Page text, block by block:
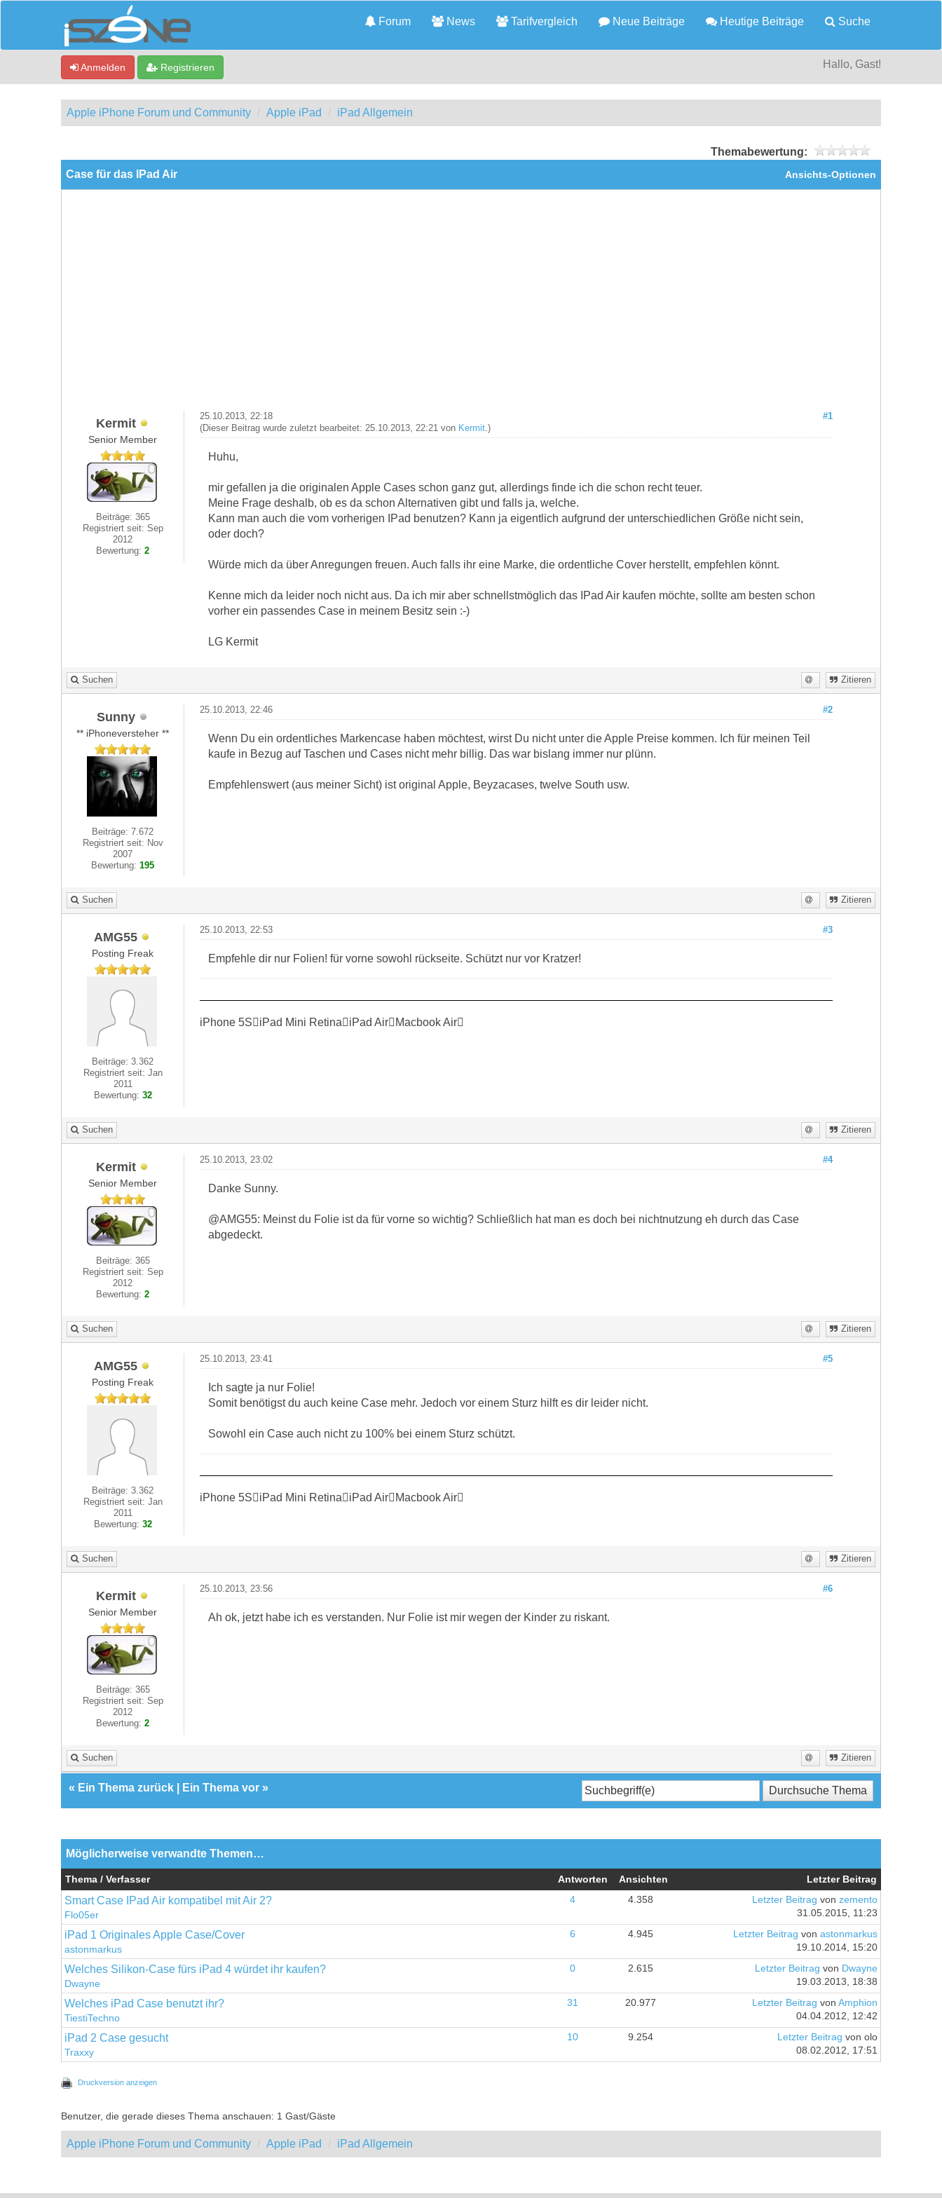
Forum News Tarifvergleich Neue Beiträge Heutige Beiträge Suche
Anmelden Registrieren Hallo, Gast!
Apple iPhone Forum und Community Apple iPad iPad Allgemein
Themabewertung:
Ansichts-Optionen
Case für das IPad Air
Kermit
Senior Member
Beiträge: 365
Registriert seit: Sep
2012
Bewertung:2
#1
25.10.2013, 22:18
(Dieser Beitrag wurde zuletzt bearbeitet: 25.10.2013, 22:21 von Kermit.)
Huhu,
mir gefallen ja die originalen Apple Cases schon ganz gut, allerdings finde ich die schon recht teuer.
Meine Frage deshalb, ob es da schon Alternativen gibt und falls ja, welche.
Kann man auch die vom vorherigen IPad benutzen? Kann ja eigentlich aufgrund der unterschiedlichen Größe nicht sein,
oder doch?
Würde mich da über Anregungen freuen. Auch falls ihr eine Marke, die ordentliche Cover herstellt, empfehlen könnt.
Kenne mich da leider noch nicht aus. Da ich mir aber schnellstmöglich das IPad Air kaufen möchte, sollte am besten schon
vorher ein passendes Case in meinem Besitz sein :-)
LG Kermit
Suchen Zitieren
Sunny
** iPhoneversteher **
Beiträge: 7.672
Registriert seit: Nov
2007
Bewertung:195
#2
25.10.2013, 22:46
Wenn Du ein ordentliches Markencase haben möchtest, wirst Du nicht unter die Apple Preise kommen. Ich für meinen Teil
kaufe in Bezug auf Taschen und Cases nicht mehr billig. Das war bislang immer nur plünn.
Empfehlenswert (aus meiner Sicht) ist original Apple, Beyzacases, twelve South usw.
Suchen Zitieren
AMG55
Posting Freak
Beiträge: 3.362
Registriert seit: Jan
2011
Bewertung: 32
#3
25.10.2013, 22:53
Empfehle dir nur Folien! für vorne sowohl rückseite. Schützt nur vor Kratzer!
iPhone 5SiPad Mini RetinaiPad AirMacbook Air
Suchen Zitieren
Kermit
Senior Member
Beiträge: 365
Registriert seit: Sep
2012
Bewertung:2
#4
25.10.2013, 23:02
Danke Sunny.
@AMG55: Meinst du Folie ist da für vorne so wichtig? Schließlich hat man es doch bei nichtnutzung eh durch das Case
abgedeckt.
Suchen Zitieren
AMG55
Posting Freak
Beiträge: 3.362
Registriert seit: Jan
2011
Bewertung: 32
#5
25.10.2013, 23:41
Ich sagte ja nur Folie!
Somit benötigst du auch keine Case mehr. Jedoch vor einem Sturz hilft es dir leider nicht.
Sowohl ein Case auch nicht zu 100% bei einem Sturz schützt.
iPhone 5SiPad Mini RetinaiPad AirMacbook Air
Suchen Zitieren
Kermit
Senior Member
Beiträge: 365
Registriert seit: Sep
2012
Bewertung:2
#6
25.10.2013, 23:56
Ah ok, jetzt habe ich es verstanden. Nur Folie ist mir wegen der Kinder zu riskant.
Suchen Zitieren
« Ein Thema zurück Ein Thema vor »
Möglicherweise verwandte Themen…
Thema / Verfasser Antworten Ansichten Letzter Beitrag
Smart Case IPad Air kompatibel mit Air 2?
Flo05er
4 4.358 Letzter Beitrag von zemento
31.05.2015, 11:23
iPad 1 Originales Apple Case/Cover
astonmarkus
6 4.945 Letzter Beitrag von astonmarkus
19.10.2014, 15:20
Welches Silikon-Case fürs iPad 4 würdet ihr kaufen?
Dwayne
0 2.615 Letzter Beitrag von Dwayne
19.03.2013, 18:38
Welches iPad Case benutzt ihr?
TiestiTechno
31 20.977 Letzter Beitrag von Amphion
04.04.2012, 12:42
iPad 2 Case gesucht
Traxxy
10 9.254 Letzter Beitrag von olo
08.02.2012, 17:51
Druckversion anzeigen
Benutzer, die gerade dieses Thema anschauen: 1 Gast/Gäste
Apple iPhone Forum und Community Apple iPad iPad Allgemein